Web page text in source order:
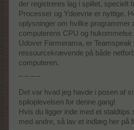
der registreres lag i spillet, specielt
Processer og Ydeevne er nyttige.
oplysninger om hvilke programmer
computerens CPU og hukommelse.
Udover Farmerama, er Teamspeak
ressourcekrævende på både
computeren.
Det var hvad jeg havde i posen af
spiloplevelsen for denne gang!
Hvis du ligger inde med et staldtips
med andre, så lav et indlæg her på